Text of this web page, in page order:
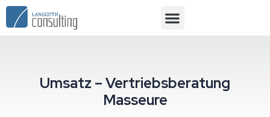
Umsatz – Vertriebsberatung
Masseure